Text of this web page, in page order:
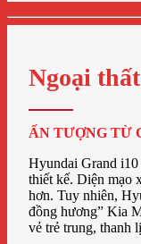
Ngoại thất
ẤN TƯỢNG TỪ
Hyundai Grand i10
thiết kế. Diện mạo
hơn. Tuy nhiên,
đồng hương” Kia
vẻ trẻ trung, thanh